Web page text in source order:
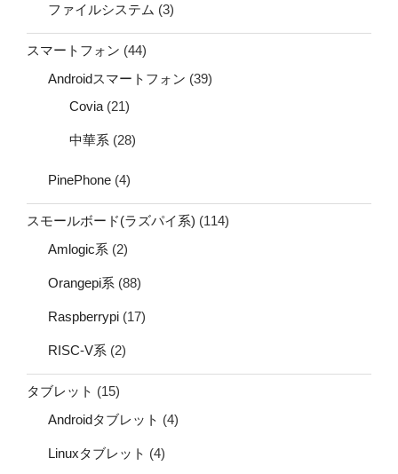
ファイルシステム (3)
スマートフォン (44)
Androidスマートフォン (39)
Covia (21)
中華系 (28)
PinePhone (4)
スモールボード(ラズパイ系) (114)
Amlogic系 (2)
Orangepi系 (88)
Raspberrypi (17)
RISC-V系 (2)
タブレット (15)
Androidタブレット (4)
Linuxタブレット (4)